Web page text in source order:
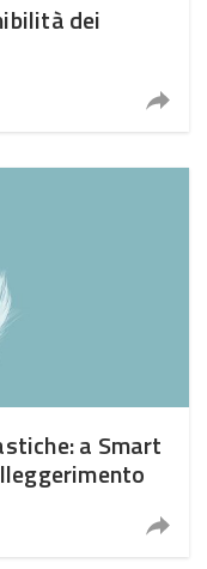
dei
a Smart